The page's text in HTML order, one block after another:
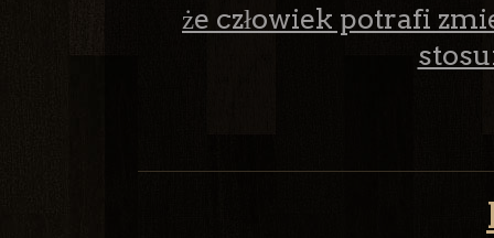
że człowiek potrafi